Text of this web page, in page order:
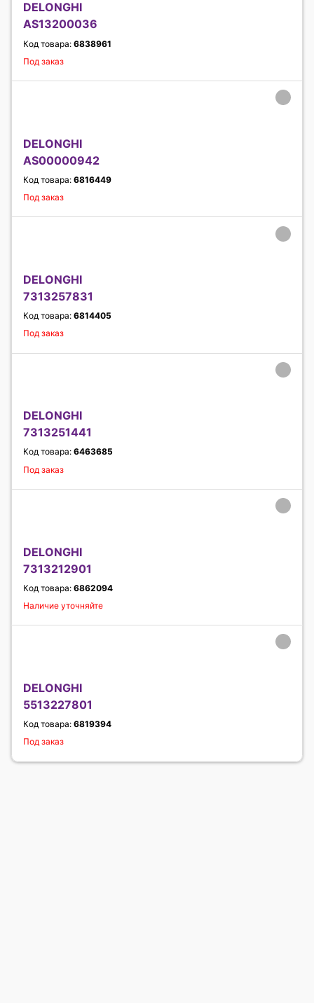
DELONGHI
AS13200036
Код товара: 6838961
Под заказ
DELONGHI
AS00000942
Код товара: 6816449
Под заказ
DELONGHI
7313257831
Код товара: 6814405
Под заказ
DELONGHI
7313251441
Код товара: 6463685
Под заказ
DELONGHI
7313212901
Код товара: 6862094
Наличие уточняйте
DELONGHI
5513227801
Код товара: 6819394
Под заказ